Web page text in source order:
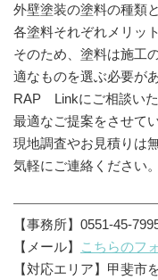
外壁塗装の塗料の種類
各塗料それぞれメリッ
そのため、塗料は施工
適なものを選ぶ必要が
RAP Linkにご相談い
最適なご提案をさせて
現地調査やお見積りは
気軽にご連絡ください。
【事務所】0551-45-
【メール】
こちらのフ
【対応エリア】甲斐市